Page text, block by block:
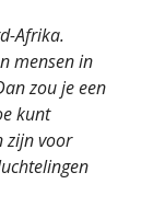
Afrika.
mensen in
zou je een
kunt
zijn voor